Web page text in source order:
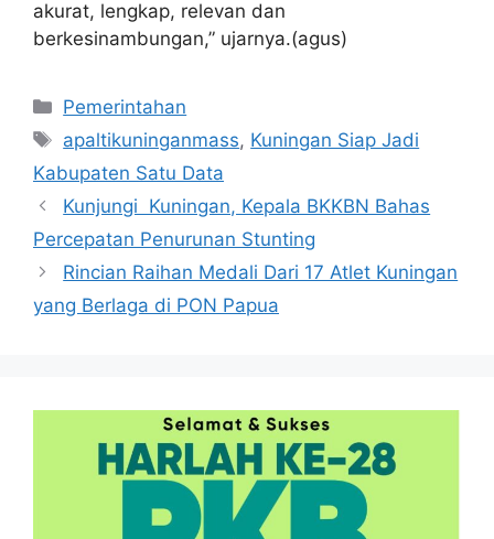
akurat, lengkap, relevan dan
berkesinambungan,” ujarnya.(agus)
Kategori
Pemerintahan
Tag
apaltikuninganmass, Kuningan Siap Jadi
Kabupaten Satu Data
Kunjungi Kuningan, Kepala BKKBN Bahas
Percepatan Penurunan Stunting
Rincian Raihan Medali Dari 17 Atlet Kuningan
yang Berlaga di PON Papua